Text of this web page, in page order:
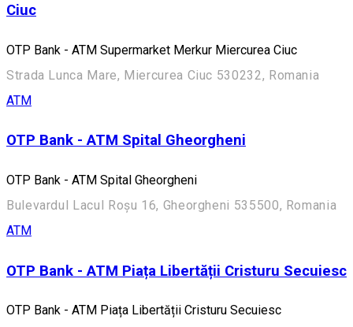
Ciuc
OTP Bank - ATM Supermarket Merkur Miercurea Ciuc
Strada Lunca Mare, Miercurea Ciuc 530232, Romania
ATM
OTP Bank - ATM Spital Gheorgheni
OTP Bank - ATM Spital Gheorgheni
Bulevardul Lacul Roșu 16, Gheorgheni 535500, Romania
ATM
OTP Bank - ATM Piața Libertății Cristuru Secuiesc
OTP Bank - ATM Piața Libertății Cristuru Secuiesc